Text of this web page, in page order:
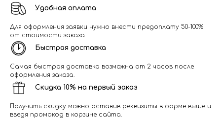
Удобная оплата
Для оформления заявки нужно внести предоплату 50-100%
от стоимости заказа
Быстрая доставка
Самая быстрая доставка возможна от 2 часов после
оформления заказа.
Скидка 10% на первый заказ
Получить скидку можно оставив реквизиты в форме выше и
введя промокод в корзине сайта.